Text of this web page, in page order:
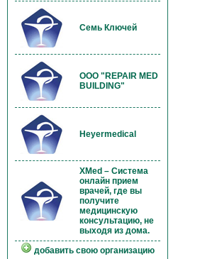
Семь Ключей
OOO "REPAIR MED
BUILDING"
Heyermedical
XMed – Система
онлайн прием
врачей, где вы
получите
медицинскую
консультацию, не
выходя из дома.
добавить свою организацию